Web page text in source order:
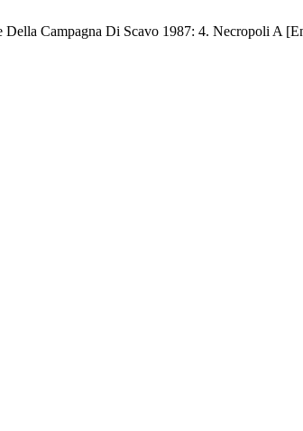
Campagna Di Scavo 1987: 4. Necropoli A